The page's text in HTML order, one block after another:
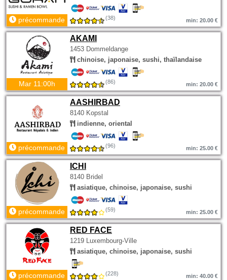
précommande (38) min: 20.00 €
AKAMI
1453 Dommeldange
chinoise, japonaise, sushi, thaïlandaise
Mar 11:00h (86) min: 20.00 €
AASHIRBAD
8140 Kopstal
indienne, oriental
précommande (96) min: 25.00 €
ICHI
8140 Bridel
asiatique, chinoise, japonaise, sushi
précommande (59) min: 25.00 €
RED FACE
1219 Luxembourg-Ville
asiatique, chinoise, japonaise, sushi
précommande (228) min: 40.00 €